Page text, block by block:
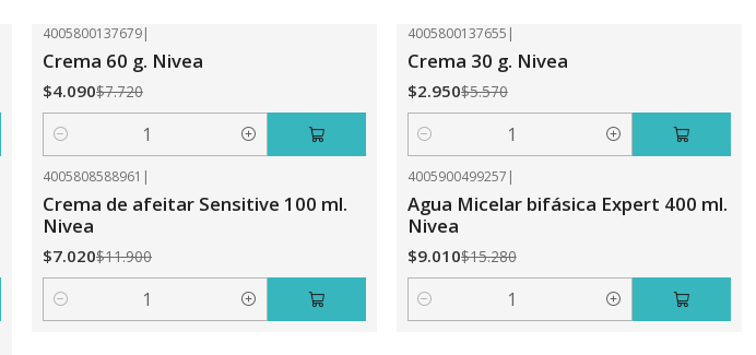
4005800137679|
Crema 60 g. Nivea
$4.090$7.720
Cantidad
4005800137655 |
Crema 30 g. Nivea
$2.950$5.570
Cantidad
4005808588961 |
Crema de afeitar Sensitive 100 ml.
Nivea
$7.020$11.900
Cantidad
4005900499257 |
Agua Micelar bifásica Expert 400 ml.
Nivea
$9.010$15.280
Cantidad